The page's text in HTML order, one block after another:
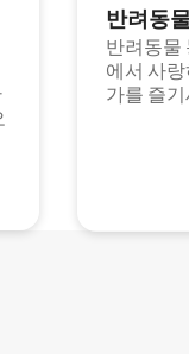
반려동
반려동물
에서 사
가를 즐